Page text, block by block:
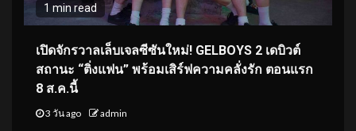
1 min read
เปิดจักรวาลเล็บเจลซีซันใหม่! GELBOYS 2 เดบิวต์
สถานะ “ติ่งแฟน” พร้อมเสิร์ฟความคลั่งรัก ตอนแรก
8 ส.ค.นี้
3 วัน ago admin